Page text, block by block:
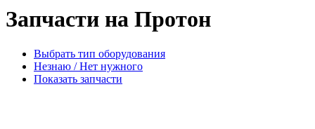
Запчасти на Протон
Выбрать тип оборудования
Незнаю / Нет нужного
Показать запчасти